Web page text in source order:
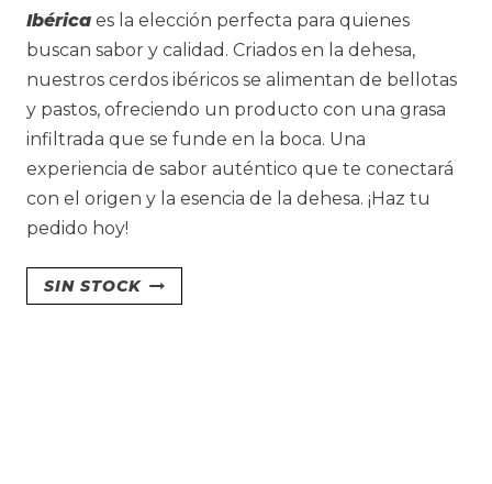
Ibérica es la elección perfecta para quienes
buscan sabor y calidad. Criados en la dehesa,
nuestros cerdos ibéricos se alimentan de bellotas
y pastos, ofreciendo un producto con una grasa
infiltrada que se funde en la boca. Una
experiencia de sabor auténtico que te conectará
con el origen y la esencia de la dehesa. ¡Haz tu
pedido hoy!
SIN STOCK